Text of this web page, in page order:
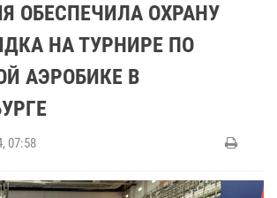
ОБЕСПЕЧИЛА ОХРАНУ
НА ТУРНИРЕ ПО
АЭРОБИКЕ В
07:58